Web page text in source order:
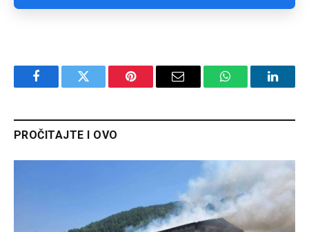
FacebookTwitter Pinterest Email WhatsApp
PROČITAJTE I OVO